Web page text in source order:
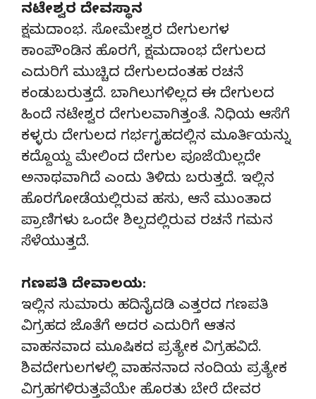
ನಟೇಶ್ವರ ದೇವಸ್ಥಾನ
ಕ್ಷಮದಾಂಭ. ಸೋಮೇಶ್ವರ ದೇಗುಲಗಳ
ಕಾಂಪೌಂಡಿನ ಹೊರಗೆ, ಕ್ಷಮದಾಂಭ ದೇಗುಲದ
ಎದುರಿಗೆ ಮುಚ್ಚಿದ ದೇಗುಲದಂತಹ ರಚನೆ
ಕಂಡುಬರುತ್ತದೆ. ಬಾಗಿಲುಗಳಿಲ್ಲದ ಈ ದೇಗುಲದ
ಹಿಂದೆ ನಟೇಶ್ವರ ದೇಗುಲವಾಗಿತ್ತಂತೆ. ನಿಧಿಯ ಆಸೆಗೆ
ಕಳ್ಳರು ದೇಗುಲದ ಗರ್ಭಗೃಹದಲ್ಲಿನ ಮೂರ್ತಿಯನ್ನು
ಕದ್ದೊಯ್ದ ಮೇಲಿಂದ ದೇಗುಲ ಪೂಜೆಯಿಲ್ಲದೇ
ಅನಾಥವಾಗಿದೆ ಎಂದು ತಿಳಿದು ಬರುತ್ತದೆ. ಇಲ್ಲಿನ
ಹೊರಗೋಡೆಯಲ್ಲಿರುವ ಹಸು, ಆನೆ ಮುಂತಾದ
ಪ್ರಾಣಿಗಳು ಒಂದೇ ಶಿಲ್ಪದಲ್ಲಿರುವ ರಚನೆ ಗಮನ
ಸೆಳೆಯುತ್ತದೆ.
ಗಣಪತಿ ದೇವಾಲಯ:
ಇಲ್ಲಿನ ಸುಮಾರು ಹದಿನೈದಡಿ ಎತ್ತರದ ಗಣಪತಿ
ವಿಗ್ರಹದ ಜೊತೆಗೆ ಅದರ ಎದುರಿಗೆ ಆತನ
ವಾಹನವಾದ ಮೂಷಿಕದ ಪ್ರತ್ಯೇಕ ವಿಗ್ರಹವಿದೆ.
ಶಿವದೇಗುಲಗಳಲ್ಲಿ ವಾಹನನಾದ ನಂದಿಯ ಪ್ರತ್ಯೇಕ
ವಿಗ್ರಹಗಳಿರುತ್ತವೆಯೇ ಹೊರತು ಬೇರೆ ದೇವರ